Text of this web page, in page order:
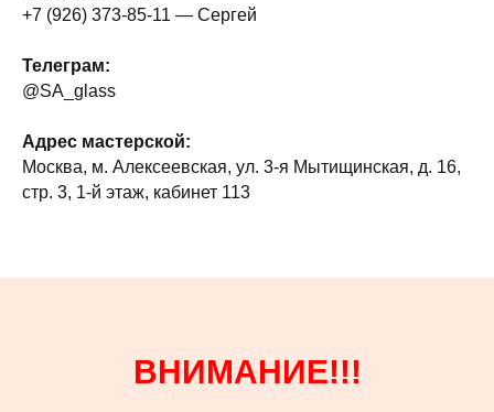
+7 (926) 373-85-11 — Сергей
Телеграм:
@SA_glass
Адрес мастерской:
Москва, м. Алексеевская, ул. 3-я Мытищинская, д. 16,
стр. 3, 1-й этаж, кабинет 113
ВНИМАНИЕ!!!